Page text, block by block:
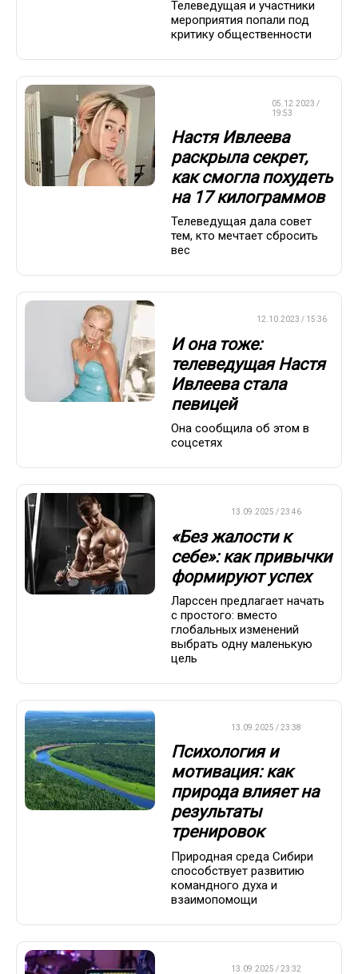
Телеведущая и участники
мероприятия попали под
критику общественности
05.12.2023 /
19:53
Настя Ивлеева
раскрыла секрет,
как смогла похудеть
на 17 килограммов
Телеведущая дала совет
тем, кто мечтает сбросить
вес
12.10.2023 / 15:36
И она тоже:
телеведущая Настя
Ивлеева стала
певицей
Она сообщила об этом в
соцсетях
13.09.2025 / 23:46
«Без жалости к
себе»: как привычки
формируют успех
Ларссен предлагает начать
с простого: вместо
глобальных изменений
выбрать одну маленькую
цель
13.09.2025 / 23:38
Психология и
мотивация: как
природа влияет на
результаты
тренировок
Природная среда Сибири
способствует развитию
командного духа и
взаимопомощи
13.09.2025 / 23:32